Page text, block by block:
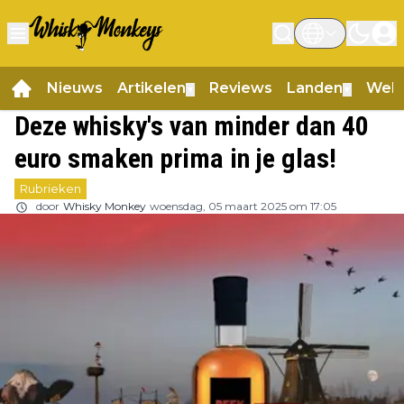
Nieuws Artikelen Reviews Landen
Deze whisky's van minder dan 40
euro smaken prima in je glas!
Rubrieken
door Whisky Monkey woensdag, 05 maart 2025 om 17:05